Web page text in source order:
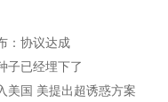
：协议达成
子已经埋下了
美国 美提出超诱惑方案